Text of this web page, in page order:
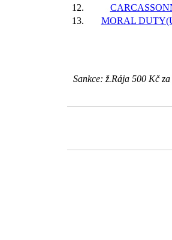
12.
13.
MORAL
Sankce: ž.Rája 500 Kč